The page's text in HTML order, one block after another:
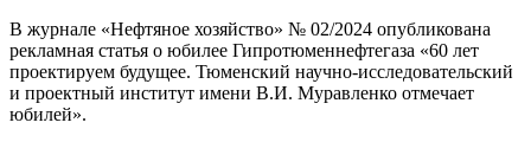
В журнале «Нефтяное хозяйство» № 02/2024 опубликована
рекламная статья о юбилее Гипротюменнефтегаза «60 лет
проектируем будущее. Тюменский научно-исследовательский
и проектный институт имени В.И. Муравленко отмечает
юбилей».